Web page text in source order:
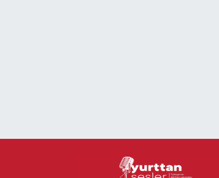
Süper Lig Puan Durumu ve Fikstür